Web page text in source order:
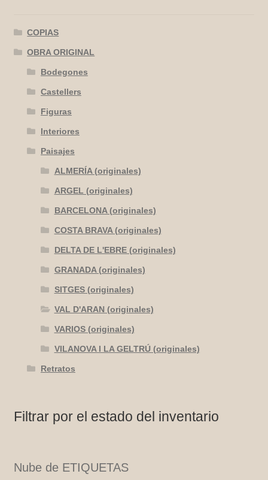
COPIAS
OBRA ORIGINAL
Bodegones
Castellers
Figuras
Interiores
Paisajes
ALMERÍA (originales)
ARGEL (originales)
BARCELONA (originales)
COSTA BRAVA (originales)
DELTA DE L'EBRE (originales)
GRANADA (originales)
SITGES (originales)
VAL D'ARAN (originales)
VARIOS (originales)
VILANOVA I LA GELTRÚ (originales)
Retratos
Filtrar por el estado del inventario
Nube de ETIQUETAS